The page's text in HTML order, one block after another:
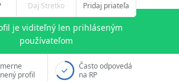
Daj Stretko Pridaj priateľa
je viditeľný len prihláseným
používateľom
profil
Často odpovedá
na RP